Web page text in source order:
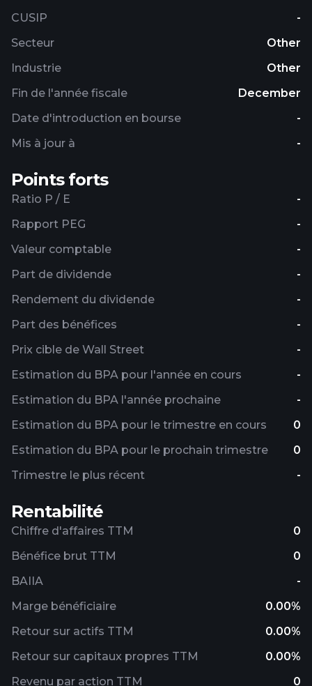
CUSIP
-
Secteur
Other
Industrie
Other
Fin de l'année fiscale
December
Date d'introduction en bourse
-
Mis à jour à
-
Points forts
Ratio P / E
-
Rapport PEG
-
Valeur comptable
-
Part de dividende
-
Rendement du dividende
-
Part des bénéfices
-
Prix ​​cible de Wall Street
-
Estimation du BPA pour l'année en cours
-
Estimation du BPA l'année prochaine
-
Estimation du BPA pour le trimestre en cours
0
Estimation du BPA pour le prochain trimestre
0
Trimestre le plus récent
-
Rentabilité
Chiffre d'affaires TTM
0
Bénéfice brut TTM
0
BAIIA
-
Marge bénéficiaire
0.00%
Retour sur actifs TTM
0.00%
Retour sur capitaux propres TTM
0.00%
Revenu par action TTM
0